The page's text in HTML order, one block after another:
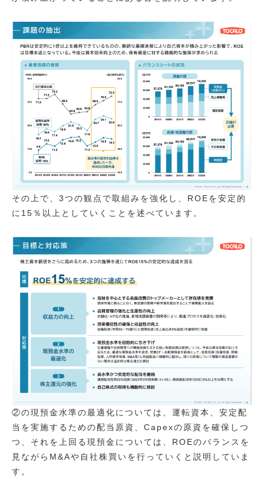
その上で、3つの観点で取組みを強化し、ROEを安定的
に15％以上としていくことを述べています。
②の現預金水準の最適化については、運転資本、安定配
当を実施するための配当原資、Capexの原資を確保しつ
つ、それを上回る現預金については、ROEのバランスを
見ながらM&Aや自社株買いを行っていくと説明していま
す。